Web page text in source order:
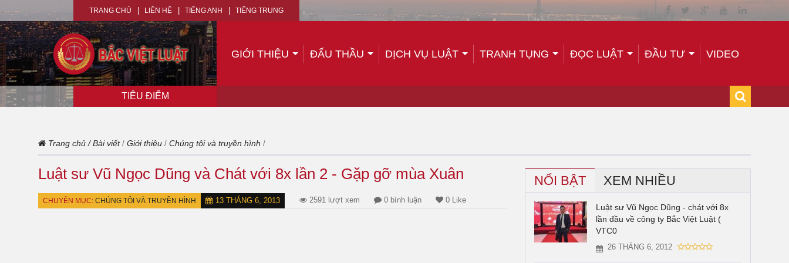
TRANG CHỦ LIÊN HỆ TIẾNG ANH TIẾNG TRUNG
GIỚI THIỆU ĐẤU THẦU DỊCH VỤ LUẬT TRANH TỤNG ĐỌC LUẬT ĐẦU TƯ VIDEO
TIÊU ĐIỂM
Trang chủ /Bài viết/ Giới thiệu / Chúng tôi và truyền hình /
Luật sư Vũ Ngọc Dũng và Chát với 8x lần 2 - Gặp gỡ mùa Xuân
CHUYÊN MỤC: CHÚNG TÔI VÀ TRUYỀN HÌNH 13 THÁNG 6, 2013 2591 lượt xem 0 bình luận 0 Like
NỔI BẬT XEM NHIỀU
Luật sư Vũ Ngọc Dũng - chát với 8x
lần đầu về công ty Bắc Việt Luật (
VTC0
26 THÁNG 6, 2012